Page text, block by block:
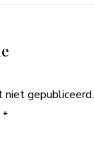
niet gepubliceerd.
*